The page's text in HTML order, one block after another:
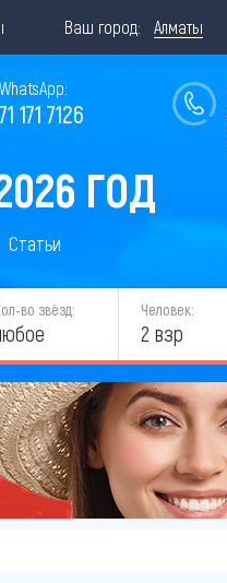
Ваш город: Алматы
171 7126
ГОД
Статьи
во звёзд: Человек:
2 взр